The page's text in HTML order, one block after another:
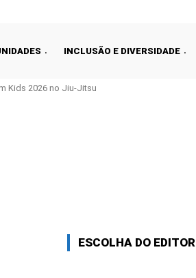
INCLUSÃO E DIVERSIDADE
Kids 2026 no Jiu-Jitsu
ESCOLHA DO EDITOR